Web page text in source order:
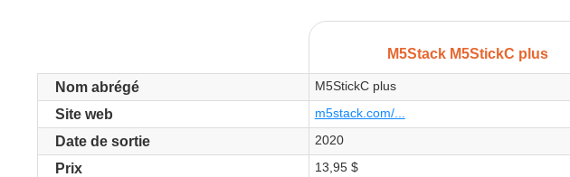
M5Stack M5StickC plus
Nom abrégé M5StickC plus
Site web m5stack.com/...
Date de sortie 2020
Prix 13,95 $